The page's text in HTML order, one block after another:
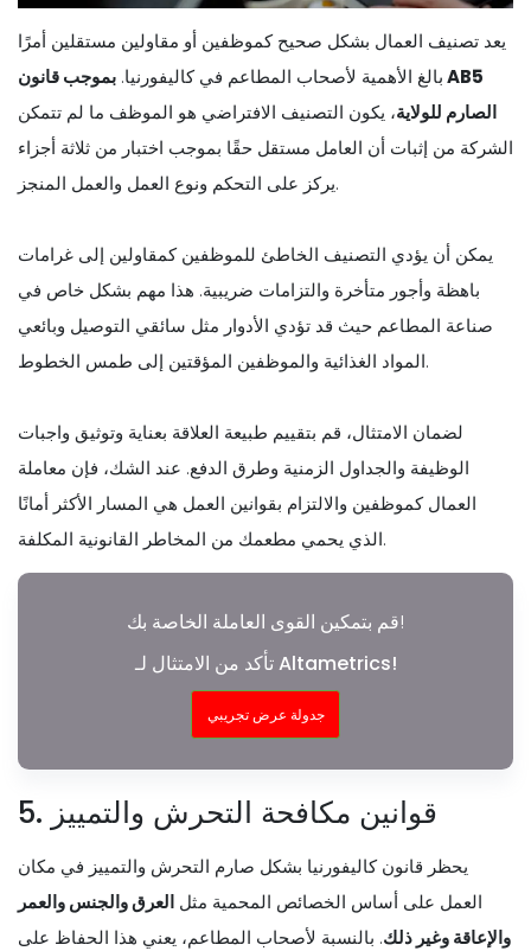
يعد تصنيف العمال بشكل صحيح كموظفين أو مقاولين مستقلين أمرًا
بالغ الأهمية لأصحاب المطاعم في كاليفورنيا. بموجب قانون AB5
الصارم للولاية، يكون التصنيف الافتراضي هو الموظف ما لم تتمكن
الشركة من إثبات أن العامل مستقل حقًا بموجب اختبار من ثلاثة أجزاء
يركز على التحكم ونوع العمل والعمل المنجز.
يمكن أن يؤدي التصنيف الخاطئ للموظفين كمقاولين إلى غرامات
باهظة وأجور متأخرة والتزامات ضريبية. هذا مهم بشكل خاص في
صناعة المطاعم حيث قد تؤدي الأدوار مثل سائقي التوصيل وبائعي
المواد الغذائية والموظفين المؤقتين إلى طمس الخطوط.
لضمان الامتثال، قم بتقييم طبيعة العلاقة بعناية وتوثيق واجبات
الوظيفة والجداول الزمنية وطرق الدفع. عند الشك، فإن معاملة
العمال كموظفين والالتزام بقوانين العمل هي المسار الأكثر أمانًا
الذي يحمي مطعمك من المخاطر القانونية المكلفة.
قم بتمكين القوى العاملة الخاصة بك!
تأكد من الامتثال لـ Altametrics!
جدولة عرض تجريبي
5. قوانين مكافحة التحرش والتمييز
يحظر قانون كاليفورنيا بشكل صارم التحرش والتمييز في مكان
العمل على أساس الخصائص المحمية مثل العرق والجنس والعمر
والإعاقة وغير ذلك. بالنسبة لأصحاب المطاعم، يعني هذا الحفاظ على